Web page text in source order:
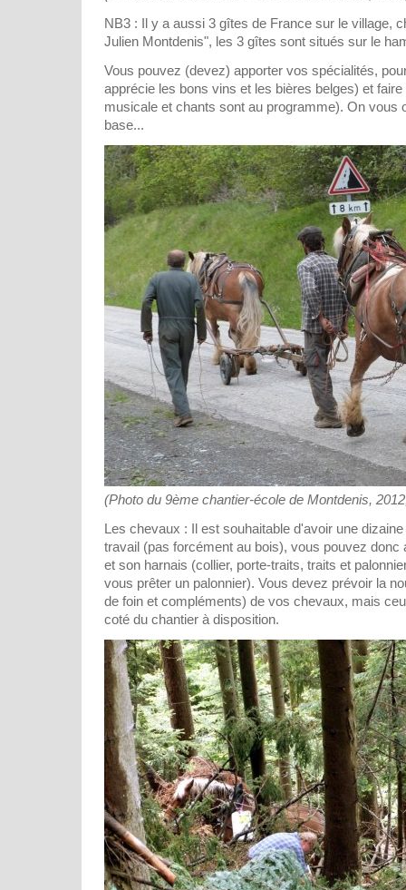
NB3 : Il y a aussi 3 gîtes de France sur le village,
Julien Montdenis", les 3 gîtes sont situés sur le
Vous pouvez (devez) apporter vos spécialités,
apprécie les bons vins et les bières belges) et
musicale et chants sont au programme). On vous
base...
(Photo du 9ème chantier-école de Montdenis,
Les chevaux : Il est souhaitable d'avoir une
travail (pas forcément au bois), vous pouvez donc
et son harnais (collier, porte-traits, traits et
vous prêter un palonnier). Vous devez prévoir la
de foin et compléments) de vos chevaux, mais
coté du chantier à disposition.